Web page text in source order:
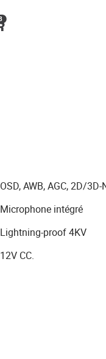
OSD, AWB, AGC, 2D/
Microphone intégré
Lightning-proof 4KV
12V CC.